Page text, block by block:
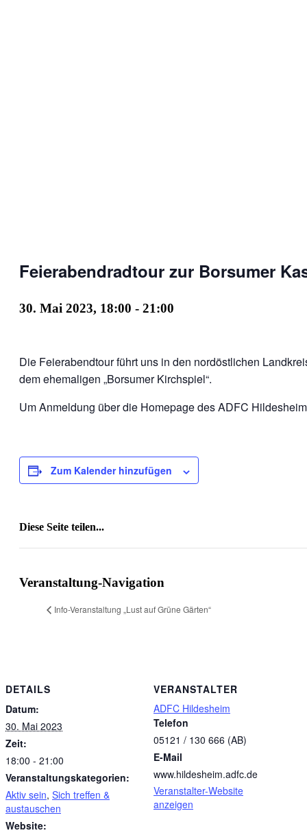
Feierabendradtour zur Borsumer
30. Mai 2023, 18:00 - 21:00
Die Feierabendtour führt uns in den nordöstlichen
dem ehemaligen „Borsumer Kirchspiel“.
Um Anmeldung über die Homepage des ADFC
Zum Kalender hinzufügen
Diese Seite teilen...
Veranstaltung-Navigation
Info-Veranstaltung „Lust auf Grüne Gärten“
DETAILS
Datum:
30. Mai 2023
Zeit:
18:00 - 21:00
Veranstaltungskategorien:
Aktiv sein, Sich treffen &
austauschen
Website:
VERANSTALTER
ADFC Hildesheim
Telefon
05121 / 130 666 (AB)
E-Mail
www.hildesheim.adfc.de
Veranstalter-Website
anzeigen